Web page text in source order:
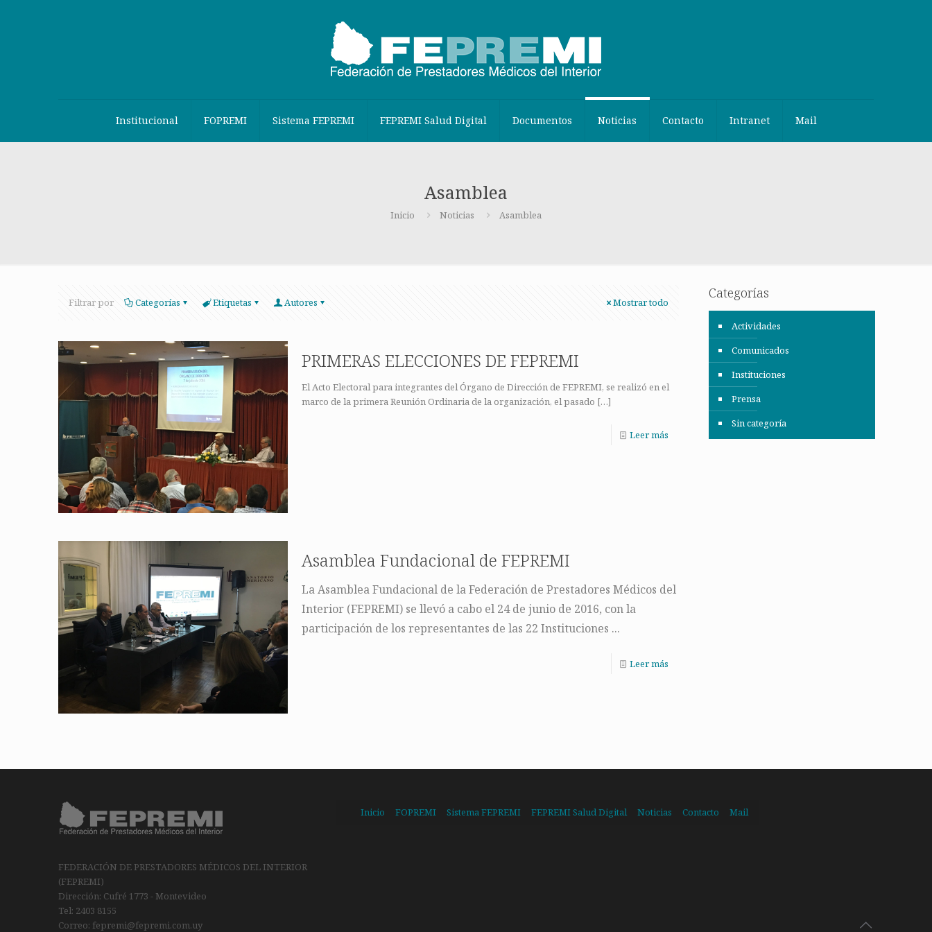
Institucional FOPREMI Sistema FEPREMI FEPREMI Salud Digital Documentos Noticias Contacto Intranet Mail
Asamblea
Inicio Noticias Asamblea
Filtrar por Categorías Etiquetas Autores Mostrar todo
PRIMERAS ELECCIONES DE FEPREMI
El Acto Electoral para integrantes del Órgano de Dirección de FEPREMI, se realizó en el
marco de la primera Reunión Ordinaria de la organización, el pasado […]
Leer más
Asamblea Fundacional de FEPREMI
La Asamblea Fundacional de la Federación de Prestadores Médicos del
Interior (FEPREMI) se llevó a cabo el 24 de junio de 2016, con la
participación de los representantes de las 22 Instituciones ...
Leer más
Categorías
Actividades
Comunicados
Instituciones
Prensa
Sin categoría
FEDERACIÓN DE PRESTADORES MÉDICOS DEL INTERIOR
(FEPREMI)
Dirección: Cufré 1773 - Montevideo
Tel: 2403 8155
Correo: fepremi@fepremi.com.uy
Inicio FOPREMI Sistema FEPREMI FEPREMI Salud Digital Noticias Contacto Mail